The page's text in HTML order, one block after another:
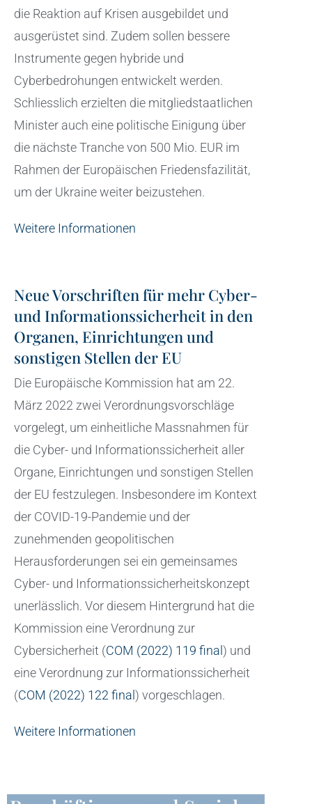
die Reaktion auf Krisen ausgebildet und
ausgerüstet sind. Zudem sollen bessere
Instrumente gegen hybride und
Cyberbedrohungen entwickelt werden.
Schliesslich erzielten die mitgliedstaatlichen
Minister auch eine politische Einigung über
die nächste Tranche von 500 Mio. EUR im
Rahmen der Europäischen Friedensfazilität,
um der Ukraine weiter beizustehen.
Weitere Informationen
Neue Vorschriften für mehr Cyber-
und Informationssicherheit in den
Organen, Einrichtungen und
sonstigen Stellen der EU
Die Europäische Kommission hat am 22.
März 2022 zwei Verordnungsvorschläge
vorgelegt, um einheitliche Massnahmen für
die Cyber- und Informationssicherheit aller
Organe, Einrichtungen und sonstigen Stellen
der EU festzulegen. Insbesondere im Kontext
der COVID-19-Pandemie und der
zunehmenden geopolitischen
Herausforderungen sei ein gemeinsames
Cyber- und Informationssicherheitskonzept
unerlässlich. Vor diesem Hintergrund hat die
Kommission eine Verordnung zur
Cybersicherheit (COM (2022) 119 final ) und
eine Verordnung zur Informationssicherheit
(COM (2022) 122 final ) vorgeschlagen.
Weitere Informationen